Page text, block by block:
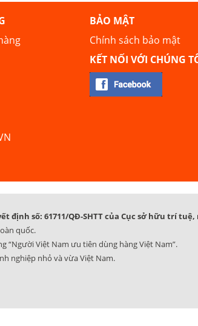
BẢO MẬT
Chính sách bảo mật
KẾT NỐI VỚI CHÚNG
định số: 61711/QĐ-SHTT của Cục sở hữu trí tuệ,
quốc.
“Người Việt Nam ưu tiên dùng hàng Việt Nam”.
nghiệp nhỏ và vừa Việt Nam.